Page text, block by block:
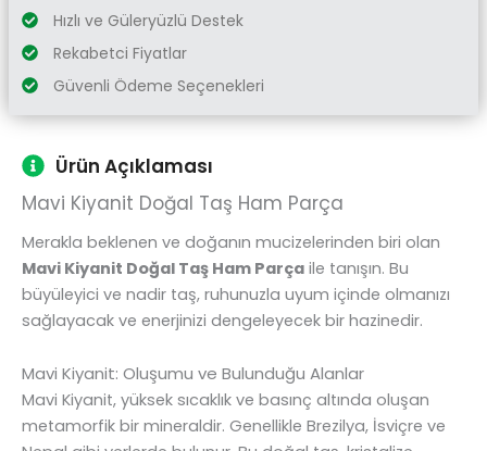
Hızlı ve Güleryüzlü Destek
Rekabetci Fiyatlar
Güvenli Ödeme Seçenekleri
Ürün Açıklaması
Mavi Kiyanit Doğal Taş Ham Parça
Merakla beklenen ve doğanın mucizelerinden biri olan
Mavi Kiyanit Doğal Taş Ham Parça ile tanışın. Bu
büyüleyici ve nadir taş, ruhunuzla uyum içinde olmanızı
sağlayacak ve enerjinizi dengeleyecek bir hazinedir.
Mavi Kiyanit: Oluşumu ve Bulunduğu Alanlar
Mavi Kiyanit, yüksek sıcaklık ve basınç altında oluşan
metamorfik bir mineraldir. Genellikle Brezilya, İsviçre ve